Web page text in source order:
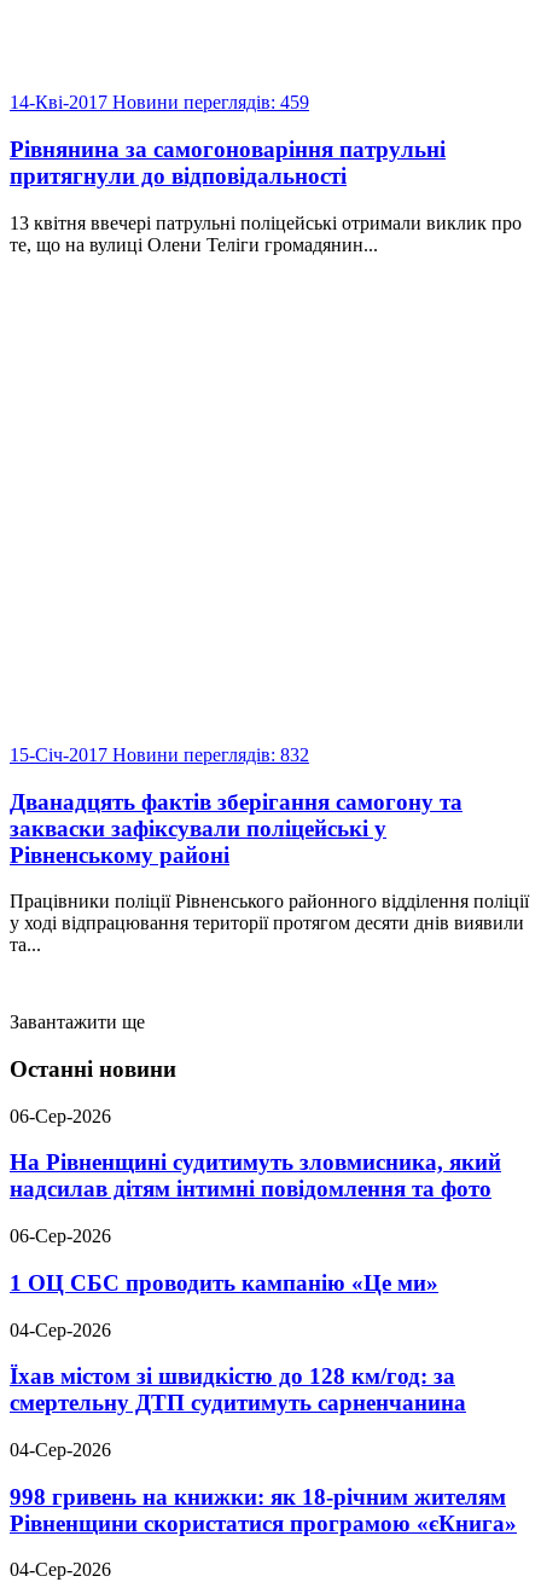
14-Кві-2017 Новини переглядів: 459
Рівнянина за самогоноваріння патрульні
притягнули до відповідальності
13 квітня ввечері патрульні поліцейські отримали виклик про
те, що на вулиці Олени Теліги громадянин...
15-Січ-2017 Новини переглядів: 832
Дванадцять фактів зберігання самогону та
закваски зафіксували поліцейські у
Рівненському районі
Працівники поліції Рівненського районного відділення поліції
у ході відпрацювання території протягом десяти днів виявили
та...
Завантажити ще
Останні новини
06-Сер-2026
На Рівненщині судитимуть зловмисника, який
надсилав дітям інтимні повідомлення та фото
06-Сер-2026
1 ОЦ СБС проводить кампанію «Це ми»
04-Сер-2026
Їхав містом зі швидкістю до 128 км/год: за
смертельну ДТП судитимуть сарненчанина
04-Сер-2026
998 гривень на книжки: як 18-річним жителям
Рівненщини скористатися програмою «єКнига»
04-Сер-2026